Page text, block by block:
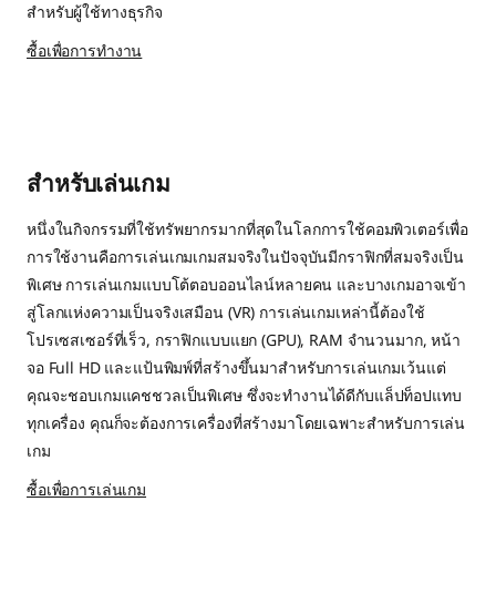
สำหรับผู้ใช้ทางธุรกิจ
ซื้อเพื่อการทำงาน
สำหรับเล่นเกม
หนึ่งในกิจกรรมที่ใช้ทรัพยากรมากที่สุดในโลกการใช้คอมพิวเตอร์เพื่อ
การใช้งานคือการเล่นเกมเกมสมจริงในปัจจุบันมีกราฟิกที่สมจริงเป็น
พิเศษ การเล่นเกมแบบโต้ตอบออนไลน์หลายคน และบางเกมอาจเข้า
สู่โลกแห่งความเป็นจริงเสมือน (VR) การเล่นเกมเหล่านี้ต้องใช้
โปรเซสเซอร์ที่เร็ว, กราฟิกแบบแยก (GPU), RAM จำนวนมาก, หน้า
จอ Full HD และแป้นพิมพ์ที่สร้างขึ้นมาสำหรับการเล่นเกมเว้นแต่
คุณจะชอบเกมแคชชวลเป็นพิเศษ ซึ่งจะทำงานได้ดีกับแล็ปท็อปแทบ
ทุกเครื่อง คุณก็จะต้องการเครื่องที่สร้างมาโดยเฉพาะสำหรับการเล่น
เกม
ซื้อเพื่อการเล่นเกม